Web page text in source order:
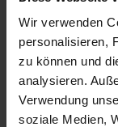
Wir verwenden
personalisieren,
zu können und
analysieren.
Verwendung
soziale Medien,